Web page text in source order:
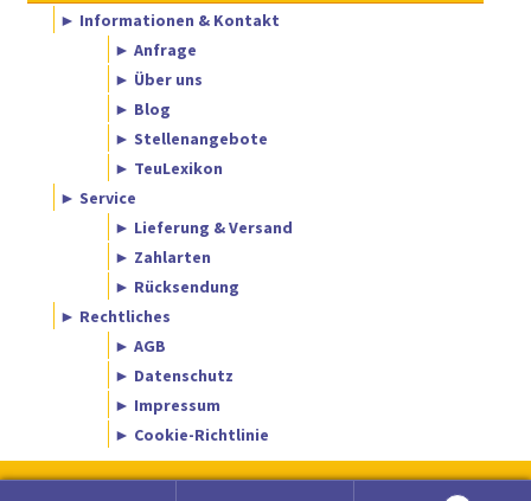
► Informationen & Kontakt
► Anfrage
► Über uns
► Blog
► Stellenangebote
► TeuLexikon
► Service
► Lieferung & Versand
► Zahlarten
► Rücksendung
► Rechtliches
► AGB
► Datenschutz
► Impressum
► Cookie-Richtlinie